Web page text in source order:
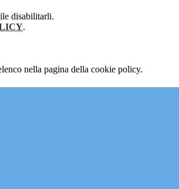
disabilitarli.
.
nella pagina della cookie policy.